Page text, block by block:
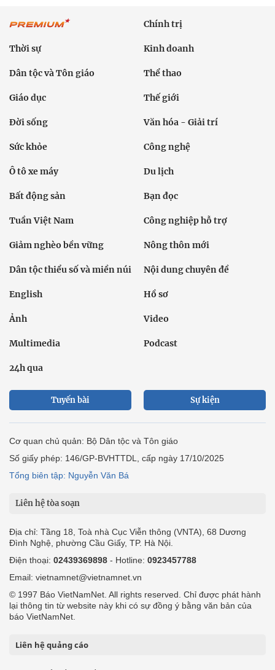
Chính trị
Thời sự Kinh doanh
Dân tộc và Tôn giáo Thể thao
Giáo dục Thế giới
Đời sống Văn hóa - Giải trí
Sức khỏe Công nghệ
Ô tô xe máy Du lịch
Bất động sản Bạn đọc
Tuần Việt Nam Công nghiệp hỗ trợ
Giảm nghèo bền vững Nông thôn mới
Dân tộc thiểu số và miền núi Nội dung chuyên đề
English Hồ sơ
Ảnh Video
Multimedia Podcast
24h qua
Tuyến bài Sự kiện
Cơ quan chủ quản: Bộ Dân tộc và Tôn giáo
Số giấy phép: 146/GP-BVHTTDL, cấp ngày 17/10/2025
Tổng biên tập: Nguyễn Văn Bá
Liên hệ tòa soạn
Địa chỉ: Tầng 18, Toà nhà Cục Viễn thông (VNTA), 68 Dương
Đình Nghệ, phường Cầu Giấy, TP. Hà Nội.
Điện thoại: 02439369898 - Hotline: 0923457788
Email: vietnamnet@vietnamnet.vn
© 1997 Báo VietNamNet. All rights reserved. Chỉ được phát hành
lại thông tin từ website này khi có sự đồng ý bằng văn bản của
báo VietNamNet.
Liên hệ quảng cáo